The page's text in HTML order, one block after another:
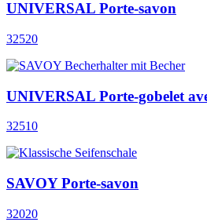
UNIVERSAL Porte-savon
32520
UNIVERSAL Porte-gobelet
32510
SAVOY Porte-savon
32020